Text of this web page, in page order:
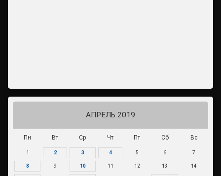
АПРЕЛЬ 2019
Пн Вт Ср Чт Пт Сб Вс
1 2 3 4 5 6 7
8 9 10 11 12 13 14